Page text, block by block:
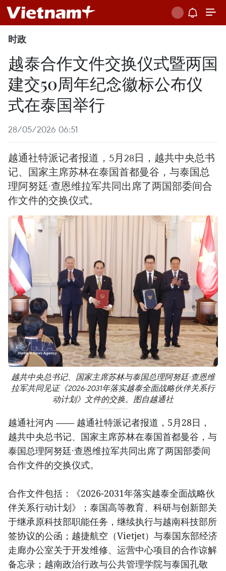
时政
越泰合作文件交换仪式暨两国
建交50周年纪念徽标公布仪
式在泰国举行
28/05/2026 06:51
越通社特派记者报道，5月28日，越共中央总书
记、国家主席苏林在泰国首都曼谷，与泰国总
理阿努廷·查恩维拉军共同出席了两国部委间合
作文件的交换仪式。
越共中央总书记、国家主席苏林与泰国总理阿努廷·查恩维
拉军共同见证《2026-2031年落实越泰全面战略伙伴关系行
动计划》文件的交换。图自越通社
越通社河内 —— 越通社特派记者报道，5月28日，
越共中央总书记、国家主席苏林在泰国首都曼谷，与
泰国总理阿努廷·查恩维拉军共同出席了两国部委间
合作文件的交换仪式。
合作文件包括：《2026-2031年落实越泰全面战略伙
伴关系行动计划》；泰国高等教育、科研与创新部关
于继承原科技部职能任务，继续执行与越南科技部所
签协议的公函；越捷航空（Vietjet）与泰国东部经济
走廊办公室关于开发维修、运营中心项目的合作谅解
备忘录；越南政治行政与公共管理学院与泰国孔敬